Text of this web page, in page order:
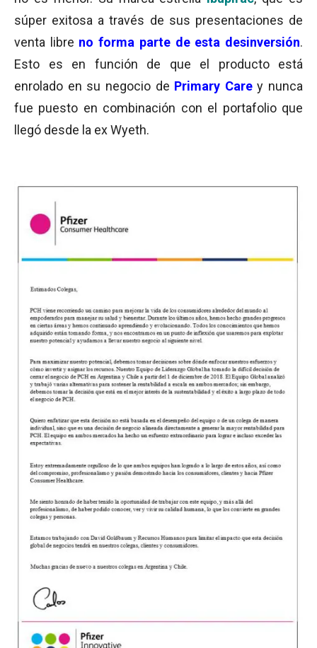
súper exitosa a través de sus presentaciones de
venta libre no forma parte de esta desinversión.
Esto es en función de que el producto está
enrolado en su negocio de Primary Carey nunca
fue puesto en combinación con el portafolio que
llegó desde la ex Wyeth.